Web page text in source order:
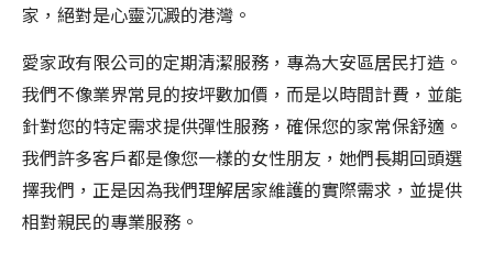
家，絕對是心靈沉澱的港灣。
愛家政有限公司的定期清潔服務，專為大安區居民打造。
我們不像業界常見的按坪數加價，而是以時間計費，並能
針對您的特定需求提供彈性服務，確保您的家常保舒適。
我們許多客戶都是像您一樣的女性朋友，她們長期回頭選
擇我們，正是因為我們理解居家維護的實際需求，並提供
相對親民的專業服務。